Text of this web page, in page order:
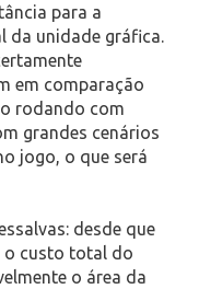
para a
da unidade gráfica.
em comparação
rodando com
grandes cenários
jogo, o que será
desde que
o custo total do
o área da